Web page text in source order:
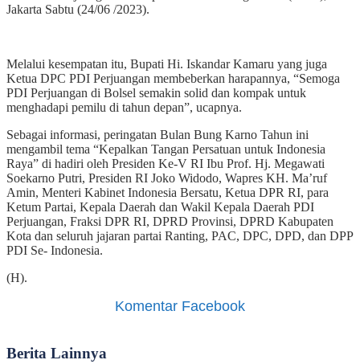
Jakarta Sabtu (24/06 /2023).
Melalui kesempatan itu, Bupati Hi. Iskandar Kamaru yang juga
Ketua DPC PDI Perjuangan membeberkan harapannya, “Semoga
PDI Perjuangan di Bolsel semakin solid dan kompak untuk
menghadapi pemilu di tahun depan”, ucapnya.
Sebagai informasi, peringatan Bulan Bung Karno Tahun ini
mengambil tema “Kepalkan Tangan Persatuan untuk Indonesia
Raya” di hadiri oleh Presiden Ke-V RI Ibu Prof. Hj. Megawati
Soekarno Putri, Presiden RI Joko Widodo, Wapres KH. Ma’ruf
Amin, Menteri Kabinet Indonesia Bersatu, Ketua DPR RI, para
Ketum Partai, Kepala Daerah dan Wakil Kepala Daerah PDI
Perjuangan, Fraksi DPR RI, DPRD Provinsi, DPRD Kabupaten
Kota dan seluruh jajaran partai Ranting, PAC, DPC, DPD, dan DPP
PDI Se- Indonesia.
(H).
Komentar Facebook
Berita Lainnya